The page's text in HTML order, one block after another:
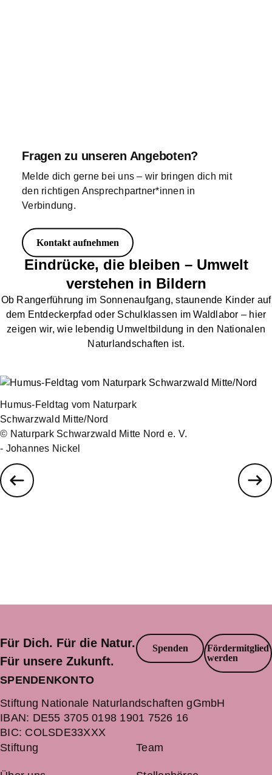
Fragen zu unseren Angeboten?
Melde dich gerne bei uns – wir bringen dich mit
den richtigen Ansprechpartner*innen in
Verbindung.
Kontakt aufnehmen
Eindrücke, die bleiben – Umwelt
verstehen in Bildern
Ob Rangerführung im Sonnenaufgang, staunende Kinder auf
dem Entdeckerpfad oder Schulklassen im Waldlabor – hier
zeigen wir, wie lebendig Umweltbildung in den Nationalen
Naturlandschaften ist.
Humus-Feldtag vom Naturpark
Schwarzwald Mitte/Nord
© Naturpark Schwarzwald Mitte Nord e. V.
- Johannes Nickel
Für Dich. Für die Natur.
Für unsere Zukunft.
Spenden
Fördermitglied
werden
SPENDENKONTO
Stiftung Nationale Naturlandschaften gGmbH
IBAN: DE55 3705 0198 1901 7526 16
BIC: COLSDE33XXX
Stiftung
Team